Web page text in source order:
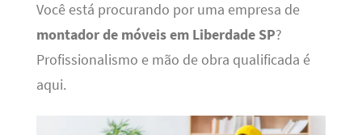
Você está procurando por uma empresa de
montador de móveis em Liberdade SP?
Profissionalismo e mão de obra qualificada é
aqui.